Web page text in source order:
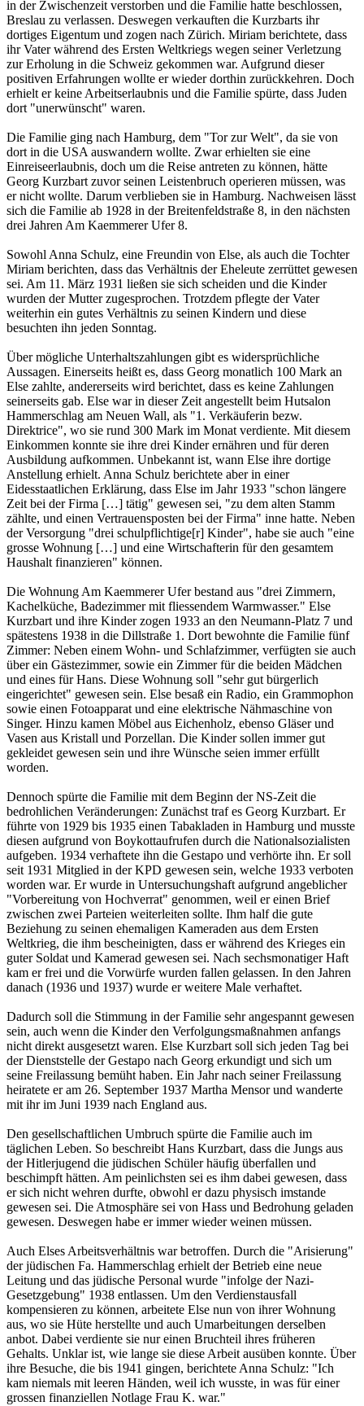
in der Zwischenzeit verstorben und die Familie hatte beschlossen,
Breslau zu verlassen. Deswegen verkauften die Kurzbarts ihr
dortiges Eigentum und zogen nach Zürich. Miriam berichtete, dass
ihr Vater während des Ersten Weltkriegs wegen seiner Verletzung
zur Erholung in die Schweiz gekommen war. Aufgrund dieser
positiven Erfahrungen wollte er wieder dorthin zurückkehren. Doch
erhielt er keine Arbeitserlaubnis und die Familie spürte, dass Juden
dort "unerwünscht" waren.
Die Familie ging nach Hamburg, dem "Tor zur Welt", da sie von
dort in die USA auswandern wollte. Zwar erhielten sie eine
Einreiseerlaubnis, doch um die Reise antreten zu können, hätte
Georg Kurzbart zuvor seinen Leistenbruch operieren müssen, was
er nicht wollte. Darum verblieben sie in Hamburg. Nachweisen lässt
sich die Familie ab 1928 in der Breitenfeldstraße 8, in den nächsten
drei Jahren Am Kaemmerer Ufer 8.
Sowohl Anna Schulz, eine Freundin von Else, als auch die Tochter
Miriam berichten, dass das Verhältnis der Eheleute zerrüttet gewesen
sei. Am 11. März 1931 ließen sie sich scheiden und die Kinder
wurden der Mutter zugesprochen. Trotzdem pflegte der Vater
weiterhin ein gutes Verhältnis zu seinen Kindern und diese
besuchten ihn jeden Sonntag.
Über mögliche Unterhaltszahlungen gibt es widersprüchliche
Aussagen. Einerseits heißt es, dass Georg monatlich 100 Mark an
Else zahlte, andererseits wird berichtet, dass es keine Zahlungen
seinerseits gab. Else war in dieser Zeit angestellt beim Hutsalon
Hammerschlag am Neuen Wall, als "1. Verkäuferin bezw.
Direktrice", wo sie rund 300 Mark im Monat verdiente. Mit diesem
Einkommen konnte sie ihre drei Kinder ernähren und für deren
Ausbildung aufkommen. Unbekannt ist, wann Else ihre dortige
Anstellung erhielt. Anna Schulz berichtete aber in einer
Eidesstaatlichen Erklärung, dass Else im Jahr 1933 "schon längere
Zeit bei der Firma […] tätig" gewesen sei, "zu dem alten Stamm
zählte, und einen Vertrauensposten bei der Firma" inne hatte. Neben
der Versorgung "drei schulpflichtige[r] Kinder", habe sie auch "eine
grosse Wohnung […] und eine Wirtschafterin für den gesamtem
Haushalt finanzieren" können.
Die Wohnung Am Kaemmerer Ufer bestand aus "drei Zimmern,
Kachelküche, Badezimmer mit fliessendem Warmwasser." Else
Kurzbart und ihre Kinder zogen 1933 an den Neumann-Platz 7 und
spätestens 1938 in die Dillstraße 1. Dort bewohnte die Familie fünf
Zimmer: Neben einem Wohn- und Schlafzimmer, verfügten sie auch
über ein Gästezimmer, sowie ein Zimmer für die beiden Mädchen
und eines für Hans. Diese Wohnung soll "sehr gut bürgerlich
eingerichtet" gewesen sein. Else besaß ein Radio, ein Grammophon
sowie einen Fotoapparat und eine elektrische Nähmaschine von
Singer. Hinzu kamen Möbel aus Eichenholz, ebenso Gläser und
Vasen aus Kristall und Porzellan. Die Kinder sollen immer gut
gekleidet gewesen sein und ihre Wünsche seien immer erfüllt
worden.
Dennoch spürte die Familie mit dem Beginn der NS-Zeit die
bedrohlichen Veränderungen: Zunächst traf es Georg Kurzbart. Er
führte von 1929 bis 1935 einen Tabakladen in Hamburg und musste
diesen aufgrund von Boykottaufrufen durch die Nationalsozialisten
aufgeben. 1934 verhaftete ihn die Gestapo und verhörte ihn. Er soll
seit 1931 Mitglied in der KPD gewesen sein, welche 1933 verboten
worden war. Er wurde in Untersuchungshaft aufgrund angeblicher
"Vorbereitung von Hochverrat" genommen, weil er einen Brief
zwischen zwei Parteien weiterleiten sollte. Ihm half die gute
Beziehung zu seinen ehemaligen Kameraden aus dem Ersten
Weltkrieg, die ihm bescheinigten, dass er während des Krieges ein
guter Soldat und Kamerad gewesen sei. Nach sechsmonatiger Haft
kam er frei und die Vorwürfe wurden fallen gelassen. In den Jahren
danach (1936 und 1937) wurde er weitere Male verhaftet.
Dadurch soll die Stimmung in der Familie sehr angespannt gewesen
sein, auch wenn die Kinder den Verfolgungsmaßnahmen anfangs
nicht direkt ausgesetzt waren. Else Kurzbart soll sich jeden Tag bei
der Dienststelle der Gestapo nach Georg erkundigt und sich um
seine Freilassung bemüht haben. Ein Jahr nach seiner Freilassung
heiratete er am 26. September 1937 Martha Mensor und wanderte
mit ihr im Juni 1939 nach England aus.
Den gesellschaftlichen Umbruch spürte die Familie auch im
täglichen Leben. So beschreibt Hans Kurzbart, dass die Jungs aus
der Hitlerjugend die jüdischen Schüler häufig überfallen und
beschimpft hätten. Am peinlichsten sei es ihm dabei gewesen, dass
er sich nicht wehren durfte, obwohl er dazu physisch imstande
gewesen sei. Die Atmosphäre sei von Hass und Bedrohung geladen
gewesen. Deswegen habe er immer wieder weinen müssen.
Auch Elses Arbeitsverhältnis war betroffen. Durch die "Arisierung"
der jüdischen Fa. Hammerschlag erhielt der Betrieb eine neue
Leitung und das jüdische Personal wurde "infolge der Nazi-
Gesetzgebung" 1938 entlassen. Um den Verdienstausfall
kompensieren zu können, arbeitete Else nun von ihrer Wohnung
aus, wo sie Hüte herstellte und auch Umarbeitungen derselben
anbot. Dabei verdiente sie nur einen Bruchteil ihres früheren
Gehalts. Unklar ist, wie lange sie diese Arbeit ausüben konnte. Über
ihre Besuche, die bis 1941 gingen, berichtete Anna Schulz: "Ich
kam niemals mit leeren Händen, weil ich wusste, in was für einer
grossen finanziellen Notlage Frau K. war."